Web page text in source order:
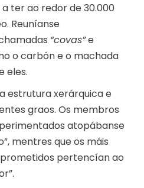
ter ao redor de 30.000
Reuníanse
“covas”e
o carbón e o machada
eles.
estrutura xerárquica e
graos. Os membros
atopábanse
mentres que os máis
pertencían ao